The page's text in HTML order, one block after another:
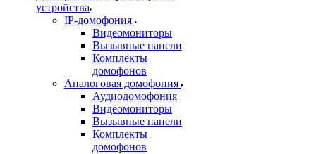
устройства
IP-домофония
Видеомониторы
Вызывные панели
Комплекты
домофонов
Аналоговая домофония
Аудиодомофония
Видеомониторы
Вызывные панели
Комплекты
домофонов